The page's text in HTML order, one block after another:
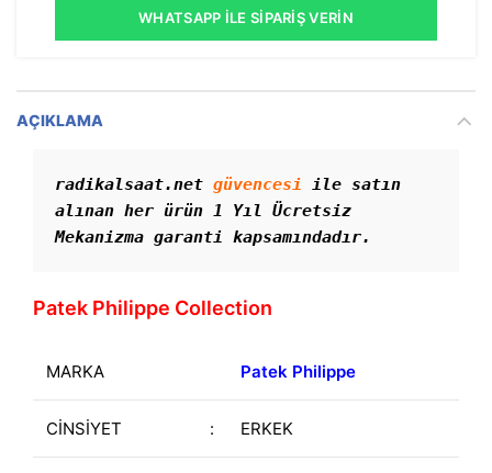
WHATSAPP İLE SIPARIŞ VERIN
AÇIKLAMA
radikalsaat.net güvencesi ile satın
alınan her ürün 1 Yıl Ücretsiz
Mekanizma garanti kapsamındadır.
Patek Philippe Collection
MARKA Patek Philippe
CİNSİYET : ERKEK